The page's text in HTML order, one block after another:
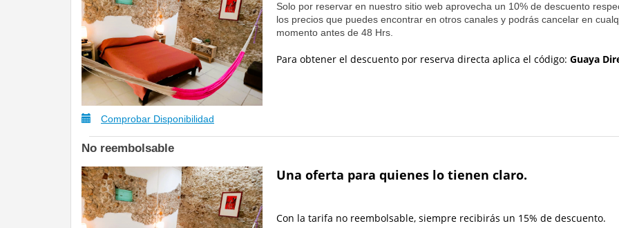
Solo por reservar en nuestro sitio web aprovecha un 10% de descuento
los precios que puedes encontrar en otros canales y podrás cancelar en
momento antes de 48 Hrs.
Para obtener el descuento por reserva directa aplica el código: Guaya
Comprobar Disponibilidad
No reembolsable
Una oferta para quienes lo tienen claro.
Con la tarifa no reembolsable, siempre recibirás un 15% de descuento.